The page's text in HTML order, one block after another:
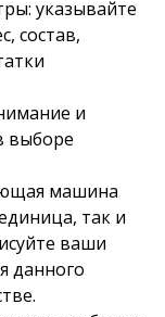
указывайте
состав,
и
выборе
машина
так и
ваши
данного